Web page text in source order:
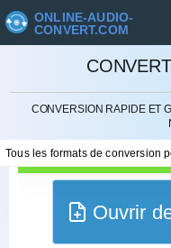
ONLINE-AUDIO-
CONVERT.COM
CONVERSION RAPIDE ET
Tous les formats de conversion
Ouvrir